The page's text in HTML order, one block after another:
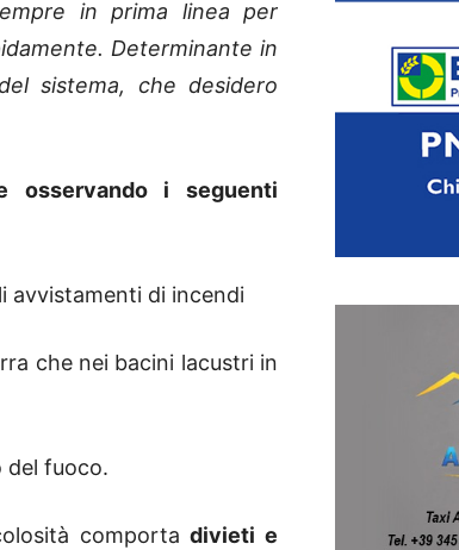
in prima linea per
Determinante in
sistema, che desidero
osservando i seguenti
avvistamenti di incendi
che nei bacini lacustri in
del fuoco.
comportadivieti e